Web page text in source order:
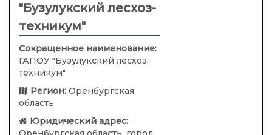
"Бузулукский лесхоз-
техникум"
Сокращенное наименование:
ГАПОУ "Бузулукский лесхоз-
техникум"
Регион: Оренбургская
область
Юридический адрес: